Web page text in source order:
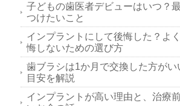
子どもの歯医者デビューはいつ？
つけたいこと
インプラントにして後悔した？よ
悔しないための選び方
歯ブラシは1か月で交換した方がい
目安を解説
インプラントが高い理由と、治療